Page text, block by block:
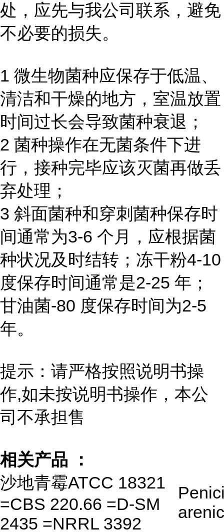
处，应先与我公司联系，避免
不必要的损失。
1 微生物菌种应保存于低温、
清洁和干燥的地方，室温放置
时间过长会导致菌种衰退；
2 菌种操作在无菌条件下进
行，接种完毕应该灭菌再做丢
弃处理；
3 斜面菌种和穿刺菌种保存时
间通常为3-6 个月，应根据菌
种状况及时结转；冻干粉4-10
度保存时间通常是2-25 年；
甘油菌-80 度保存时间为2-5
年。
提示：请严格按照说明书操
作,如未按说明书操作，本公
司不承担售
相关产品 ：
沙地青霉ATCC 18321
=CBS 220.66 =D-SM
2435 =NRRL 3392